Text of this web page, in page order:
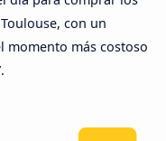
con un
momento más costoso